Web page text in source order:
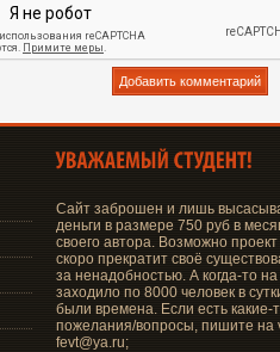
Сайт заброшен и лишь
деньги в размере 750 руб в
своего автора. Возможно проект
скоро прекратит своё
за ненадобностью. А когда-то на
заходило по 8000 человек в
были времена. Если есть какие-
пожелания/вопросы, пишите на
fevt@ya.ru;